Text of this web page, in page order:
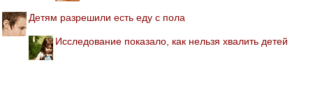
Детям разрешили есть еду с пола
Исследование показало, как нельзя хвалить детей